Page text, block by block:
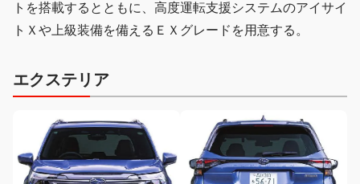
トを搭載するとともに、高度運転支援システムのアイサイ
トＸや上級装備を備えるＥＸグレードを用意する。
エクステリア